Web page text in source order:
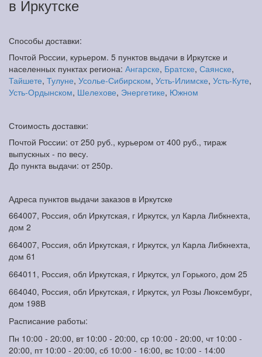
в Иркутске
Способы доставки:
Почтой России, курьером. 5 пунктов выдачи в Иркутске и
населенных пунктах региона: Ангарске, Братске, Саянске,
Тайшете, Тулуне, Усолье-Сибирском, Усть-Илимске, Усть-Куте,
Усть-Ордынском, Шелехове, Энергетике, Южном
Стоимость доставки:
Почтой России: от 250 руб., курьером от 400 руб., тираж
выпускных - по весу.
До пункта выдачи: от 250р.
Адреса пунктов выдачи заказов в Иркутске
664007, Россия, обл Иркутская, г Иркутск, ул Карла Либкнехта,
дом 2
664007, Россия, обл Иркутская, г Иркутск, ул Карла Либкнехта,
дом 61
664011, Россия, обл Иркутская, г Иркутск, ул Горького, дом 25
664040, Россия, обл Иркутская, г Иркутск, ул Розы Люксембург,
дом 198В
Расписание работы:
Пн 10:00 - 20:00, вт 10:00 - 20:00, ср 10:00 - 20:00, чт 10:00 -
20:00, пт 10:00 - 20:00, сб 10:00 - 16:00, вс 10:00 - 14:00